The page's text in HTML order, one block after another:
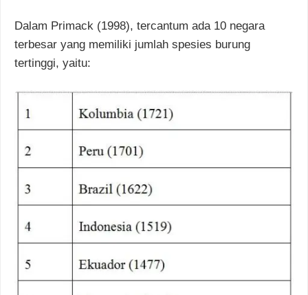
Dalam Primack (1998), tercantum ada 10 negara
terbesar yang memiliki jumlah spesies burung
tertinggi, yaitu: